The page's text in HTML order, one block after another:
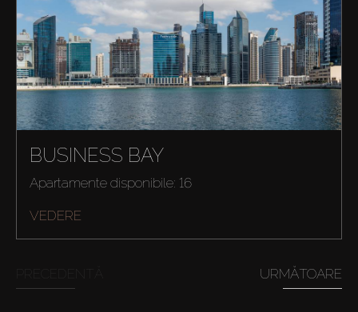
BUSINESS BAY
Apartamente disponibile: 16
VEDERE
URMĂTOARE